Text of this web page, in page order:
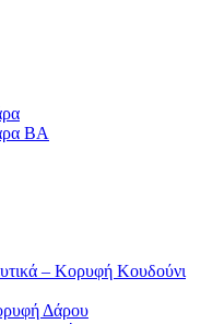
ΒΑ
– Κορυφή Κουδούνι
Δάρου